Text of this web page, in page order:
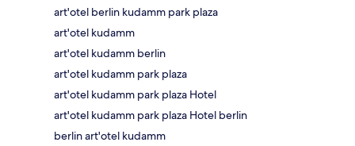
art'otel berlin kudamm park plaza
art'otel kudamm
art'otel kudamm berlin
art'otel kudamm park plaza
art'otel kudamm park plaza Hotel
art'otel kudamm park plaza Hotel berlin
berlin art'otel kudamm